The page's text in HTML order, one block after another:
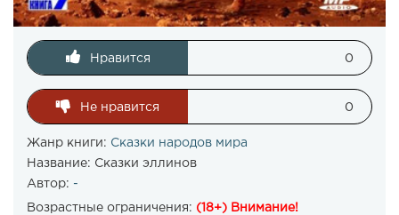
Нравится 0
Не нравится 0
Жанр книги: Сказки народов мира
Название: Сказки эллинов
Автор: -
Возрастные ограничения: (18+) Внимание!